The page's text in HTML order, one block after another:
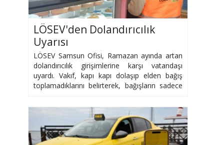
LÖSEV'den Dolandırıcılık
Uyarısı
LÖSEV Samsun Ofisi, Ramazan ayında artan
dolandırıcılık girişimlerine karşı vatandaşı
uyardı. Vakıf, kapı kapı dolaşıp elden bağış
toplamadıklarını belirterek, bağışların sadece